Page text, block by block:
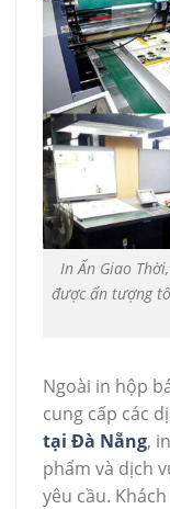
In Ấn Giao
được ấn tượng
Ngoài in hộp
cung cấp các
tại Đà Nẵng,
phẩm và dịch
yêu cầu.